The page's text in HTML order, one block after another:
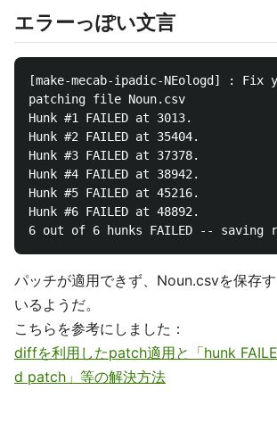
エラーっぽい文言
[make-mecab-ipadic-NEologd] :
patching file Noun.csv
Hunk #1 FAILED at 3013.
Hunk #2 FAILED at 35404.
Hunk #3 FAILED at 37378.
Hunk #4 FAILED at 38942.
Hunk #5 FAILED at 45216.
Hunk #6 FAILED at 48892.
パッチが適用できず、Noun.csvを保存
いるようだ。
こちらを参考にしました：
diffを利用したpatch適用と「hunk
d patch」等の解決方法